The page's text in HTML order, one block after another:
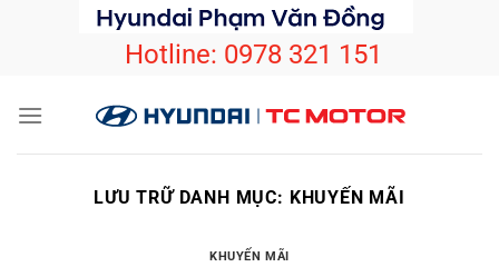
Hotline: 0978 321 151
LƯU TRỮ DANH MỤC: KHUYẾN MÃI
KHUYẾN MÃI